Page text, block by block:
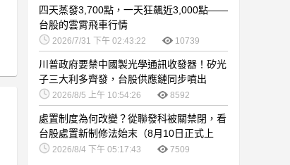
四天蒸發3,700點，一天狂飆近3,000點——
台股的雲霄飛車行情
2026/7/31 下午 02:43:22 10739
川普政府要禁中國製光學通訊收發器！矽光
子三大利多齊發，台股供應鏈同步噴出
2026/8/5 上午 10:54:26 8592
處置制度為何改變？從聯發科被關禁閉，看
台股處置新制修法始末（8月10日正式上
路）2026/8/4 下午 05:17:43 7509